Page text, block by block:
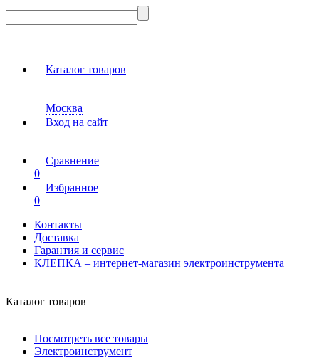
Каталог товаров
Москва
Вход на сайт
Сравнение
0
Избранное
0
Контакты
Доставка
Гарантия и сервис
КЛЕПКА – интернет-магазин электроинструмента
Каталог товаров
Посмотреть все товары
Электроинструмент